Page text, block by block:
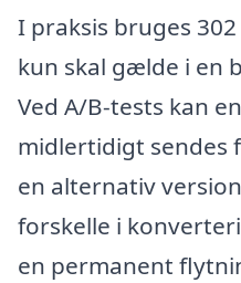
I praksis bruges
kun skal gælde i en
Ved A/B-tests kan
midlertidigt sendes
en alternativ
forskelle i
en permanent